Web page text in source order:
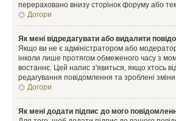
перераховано внизу сторінок форуму або
Догори
Як мені відредагувати або видалити
Якщо ви не є адміністратором або
інколи лише протягом обмеженого часу з
востаннє. Цей напис з'явиться, якщо хтось
редагування повідомлення та зроблені
Догори
Як мені додати підпис до мого